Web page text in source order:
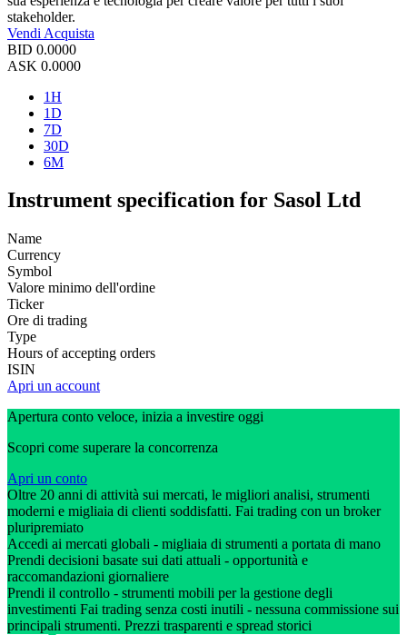
stakeholder.
Vendi Acquista
BID 0.0000
ASK 0.0000
1H
1D
7D
30D
6M
Instrument specification for Sasol Ltd
Name
Currency
Symbol
Valore minimo dell'ordine
Ticker
Ore di trading
Type
Hours of accepting orders
ISIN
Apri un account
Apertura conto veloce, inizia a investire oggi
Scopri come superare la concorrenza
Apri un conto
Oltre 20 anni di attività sui mercati, le migliori analisi, strumenti
moderni e migliaia di clienti soddisfatti. Fai trading con un broker
pluripremiato
Accedi ai mercati globali - migliaia di strumenti a portata di mano
Prendi decisioni basate sui dati attuali - opportunità e
raccomandazioni giornaliere
Prendi il controllo - strumenti mobili per la gestione degli
investimenti Fai trading senza costi inutili - nessuna commissione sui
principali strumenti. Prezzi trasparenti e spread storici